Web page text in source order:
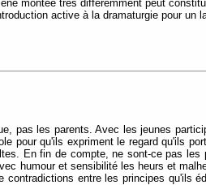
montée très différemment peut
active à la dramaturgie pour un
pas les parents. Avec les jeunes
pour qu'ils expriment le regard qu'ils
En fin de compte, ne sont-ce pas les
humour et sensibilité les heurs et
entre les principes qu'ils